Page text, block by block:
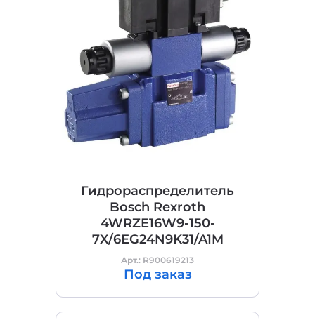
Гидрораспределитель
Bosch Rexroth
4WRZE16W9-150-
7X/6EG24N9K31/A1M
Арт.: R900619213
Под заказ